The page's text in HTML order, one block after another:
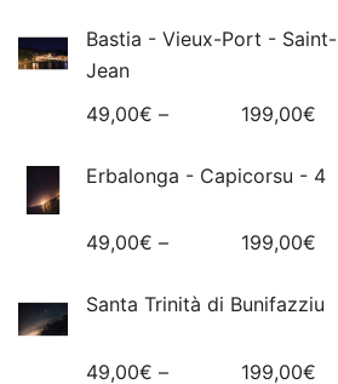
Bastia - Vieux-Port - Saint-
Jean
49,00€ – 199,00€
Erbalonga - Capicorsu - 4
49,00€ – 199,00€
Santa Trinità di Bunifazziu
49,00€ – 199,00€